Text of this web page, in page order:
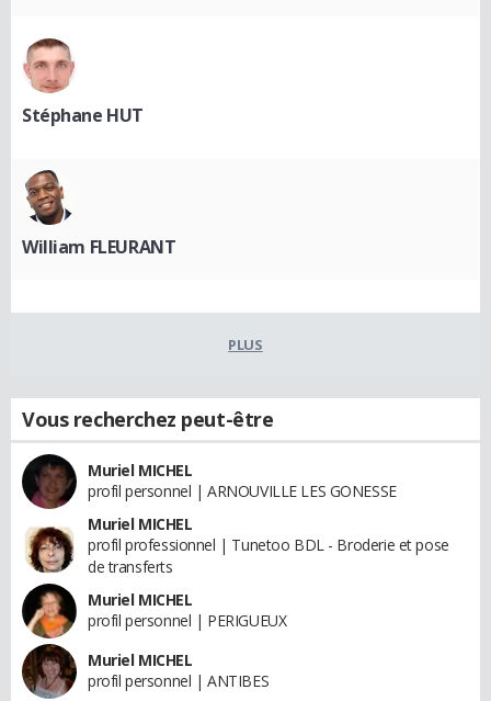
Stéphane HUT
William FLEURANT
PLUS
Vous recherchez peut-être
Muriel MICHEL
profil personnel | ARNOUVILLE LES GONESSE
Muriel MICHEL
profil professionnel | Tunetoo BDL - Broderie et pose
de transferts
Muriel MICHEL
profil personnel | PERIGUEUX
Muriel MICHEL
profil personnel | ANTIBES